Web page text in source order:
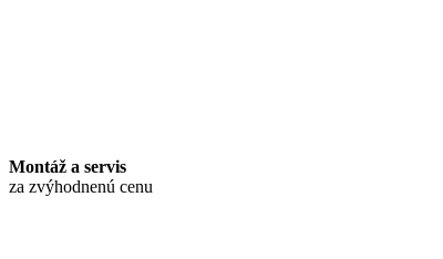
Montáž a servis
za zvýhodnenú cenu